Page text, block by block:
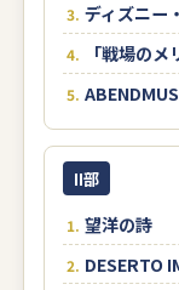
ディズニー
「戦場の
II部
望洋の詩
DESERTO